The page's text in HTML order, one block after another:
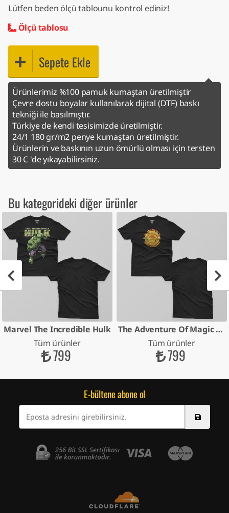
Lütfen beden ölçü tablounu kontrol ediniz!
Ölçü tablosu
Sepete Ekle
Ürünlerimiz %100 pamuk kumaştan üretilmiştir
Çevre dostu boyalar kullanılarak dijital (DTF) baskı
tekniği ile basılmıştır.
Türkiye de kendi tesisimizde üretilmiştir.
24/1 180 gr/m2 penye kumaştan üretilmiştir.
Ürünlerin ve baskının uzun ömürlü olması için tersten
30 C 'de yıkayabilirsiniz.
Bu kategorideki diğer ürünler
Marvel The Incredible Hulk
Tüm ürünler
799
The Adventure Of Magic Mushroom
Tüm ürünler
799
E-bültene abone ol